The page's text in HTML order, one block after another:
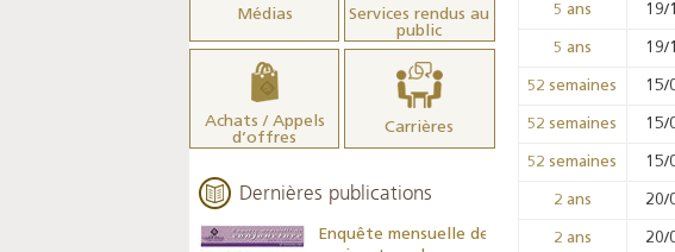
5 ans 19/
5 ans 19/
52 semaines 15/
52 semaines 15/
52 semaines 15/
2 ans 20/
2 ans 20/
Médias
Services rendus au
public
Achats / Appels
d’offres
Carrières
Dernières publications
Enquête mensuelle de